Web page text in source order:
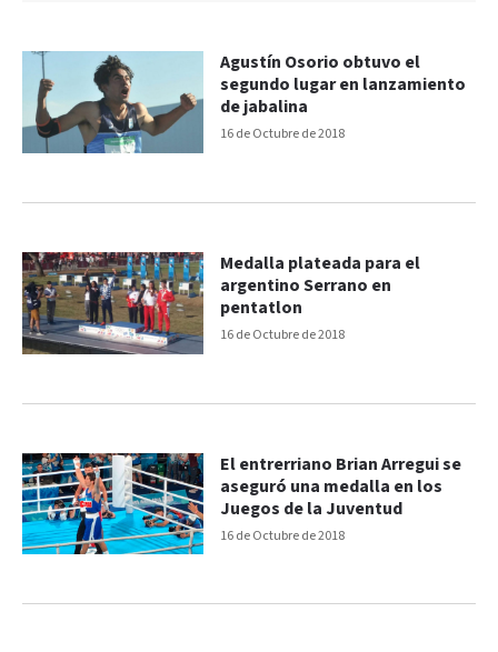
16 de Octubre de 2018
Agustín Osorio obtuvo el
segundo lugar en lanzamiento
de jabalina
16 de Octubre de 2018
Medalla plateada para el
argentino Serrano en
pentatlon
16 de Octubre de 2018
El entrerriano Brian Arregui se
aseguró una medalla en los
Juegos de la Juventud